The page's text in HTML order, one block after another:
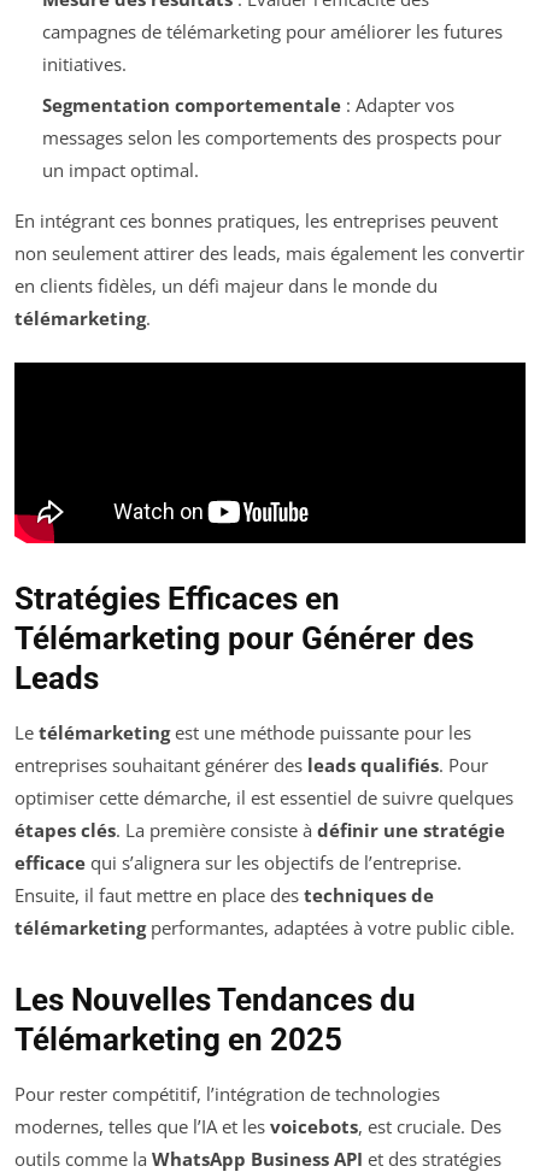
campagnes de télémarketing pour améliorer les futures
initiatives.
Segmentation comportementale: Adapter vos
messages selon les comportements des prospects pour
un impact optimal.
En intégrant ces bonnes pratiques, les entreprises peuvent
non seulement attirer des leads, mais également les convertir
en clients fidèles, un défi majeur dans le monde du
télémarketing.
Stratégies Efficaces en
Télémarketing pour Générer des
Leads
Le télémarketingest une méthode puissante pour les
entreprises souhaitant générer des leads qualifiés. Pour
optimiser cette démarche, il est essentiel de suivre quelques
étapes clés. La première consiste à définir une stratégie
efficace qui s’alignera sur les objectifs de l’entreprise.
Ensuite, il faut mettre en place des techniques de
télémarketingperformantes, adaptées à votre public cible.
Les Nouvelles Tendances du
Télémarketing en 2025
Pour rester compétitif, l’intégration de technologies
modernes, telles que l’IA et les voicebots, est cruciale. Des
outils comme la WhatsApp Business API et des stratégies